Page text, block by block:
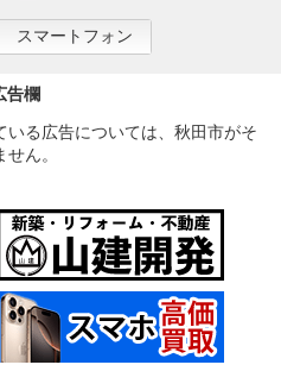
スマートフォン
告欄
る広告については、秋田市がそ
ん。